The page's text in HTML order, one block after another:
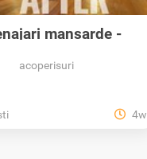
mansarde -
acoperisuri
4w